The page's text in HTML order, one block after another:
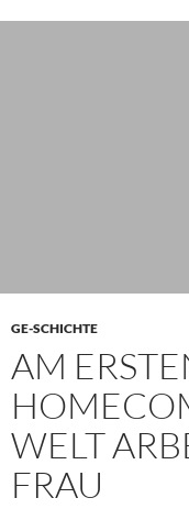
GE-SCHICHTE
AM
WELT
FRAU